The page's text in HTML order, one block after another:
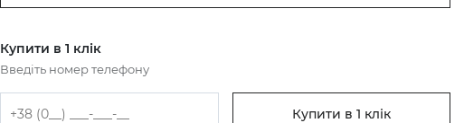
Купити в 1 клік
Введіть номер телефону
Купити в 1 клік